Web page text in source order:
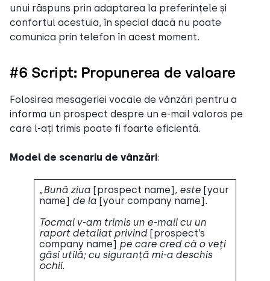
unui răspuns prin adaptarea la preferințele și
confortul acestuia, în special dacă nu poate
comunica prin telefon în acest moment.
#6 Script: Propunerea de valoare
Folosirea mesageriei vocale de vânzări pentru a
informa un prospect despre un e-mail valoros pe
care l-ați trimis poate fi foarte eficientă.
Model de scenariu de vânzări:
„Bună ziua [prospect name], este [your
name] de la [your company name].
Tocmai v-am trimis un e-mail cu un
raport detaliat privind [prospect’s
company name] pe care cred că o veți
găsi utilă; cu siguranță mi-a deschis
ochii.